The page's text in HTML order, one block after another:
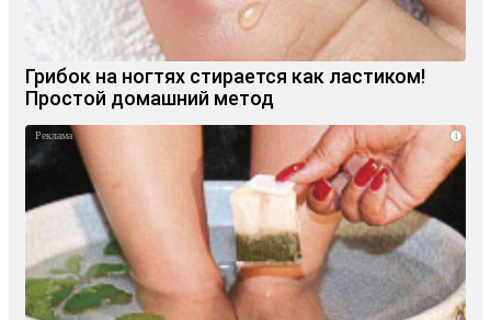
Грибок на ногтях стирается как ластиком!
Простой домашний метод
i